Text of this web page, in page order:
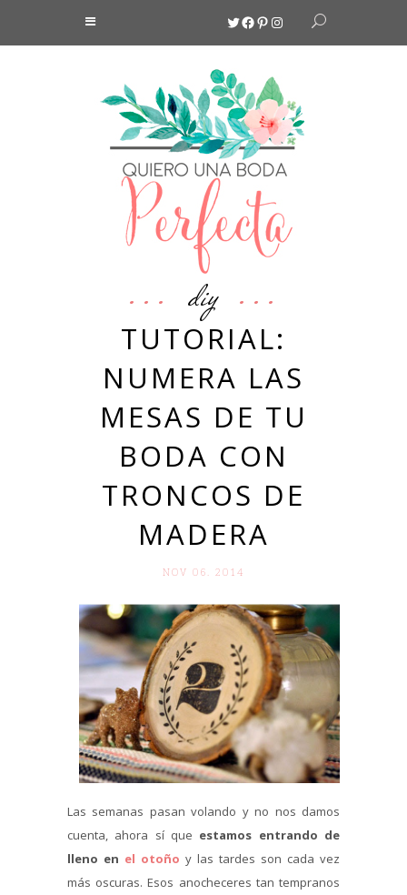
Twitter
Facebook
Pinterest
Instagram
diy
TUTORIAL:
NUMERA LAS
MESAS DE TU
BODA CON
TRONCOS DE
MADERA
NOV 06. 2014
Las semanas pasan volando y no nos damos
cuenta, ahora sí que estamos entrando de
lleno en el otoño y las tardes son cada vez
más oscuras. Esos anocheceres tan tempranos